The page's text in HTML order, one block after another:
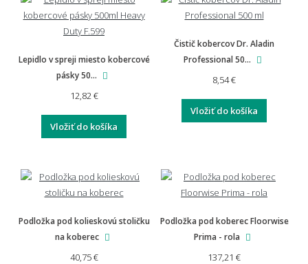
Lepidlo v spreji miesto kobercové
pásky 50...
12,82 €
Vložiť do košíka
Čistič kobercov Dr. Aladin
Professional 50...
8,54 €
Vložiť do košíka
Podložka pod kolieskovú stoličku
na koberec
40,75 €
Podložka pod koberec Floorwise
Prima - rola
137,21 €